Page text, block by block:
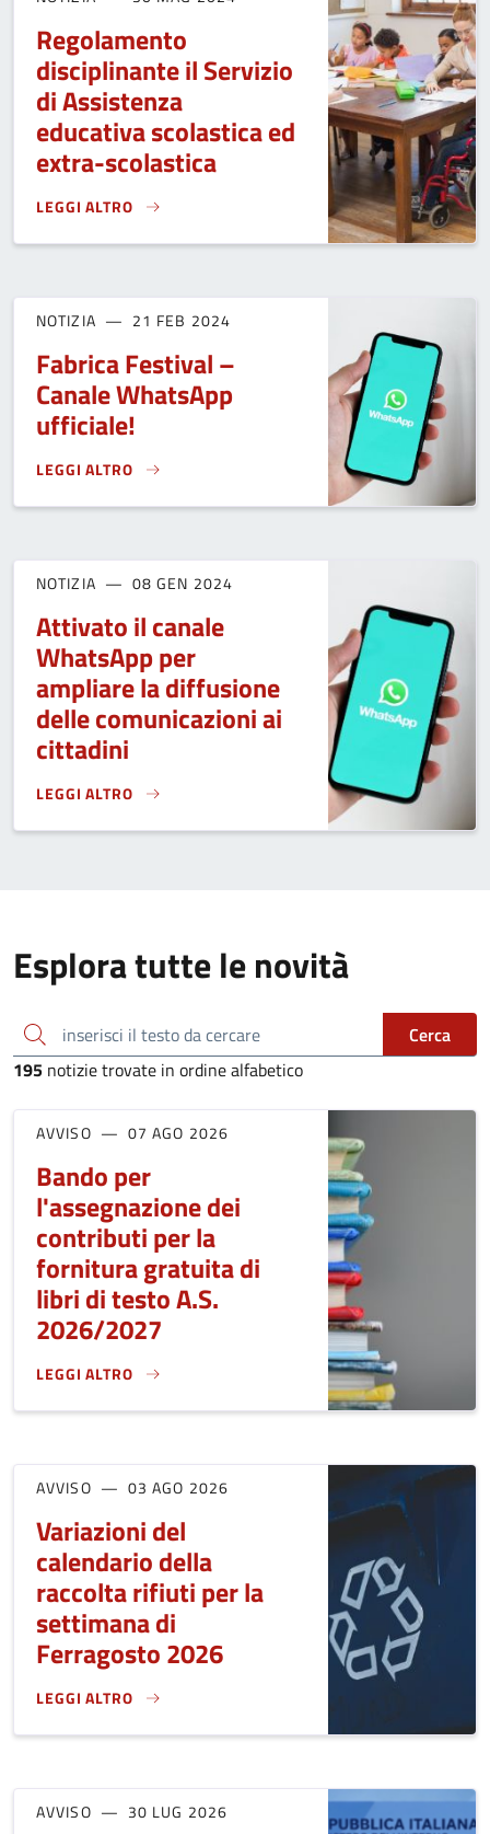
Regolamento
disciplinante il Servizio
di Assistenza
educativa scolastica ed
extra-scolastica
LEGGI ALTRO
REGOLAMENTO DISCIPLINANTE IL SERVIZIO DI
NOTIZIA 21 FEB 2024
Fabrica Festival –
Canale WhatsApp
ufficiale!
LEGGI ALTRO
FABRICA FESTIVAL – CANALE WHATSAPP UFFICIALE!}
NOTIZIA 08 GEN 2024
Attivato il canale
WhatsApp per
ampliare la diffusione
delle comunicazioni ai
cittadini
LEGGI ALTRO
ATTIVATO IL CANALE WHATSAPP PER AMPLIARE LA
Esplora tutte le novità
inserisci il testo da cercare
Cerca
195 notizie trovate in ordine alfabetico
AVVISO 07 AGO 2026
Bando per
l'assegnazione dei
contributi per la
fornitura gratuita di
libri di testo A.S.
2026/2027
LEGGI ALTRO
BANDO PER L'ASSEGNAZIONE DEI CONTRIBUTI PER LA
AVVISO 03 AGO 2026
Variazioni del
calendario della
raccolta rifiuti per la
settimana di
Ferragosto 2026
LEGGI ALTRO
VARIAZIONI DEL CALENDARIO DELLA RACCOLTA RIFIUTI
AVVISO 30 LUG 2026